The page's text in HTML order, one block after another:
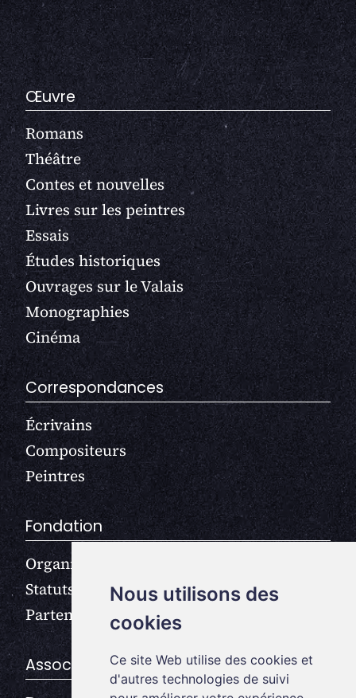
Nous utilisons des
cookies
Ce site Web utilise des cookies et
d'autres technologies de suivi
Œuvre
Romans
Théâtre
Contes et nouvelles
Livres sur les peintres
Essais
Études historiques
Ouvrages sur le Valais
Monographies
Cinéma
Correspondances
Écrivains
Compositeurs
Peintres
Fondation
Organisation
Statuts
Partenaires
Association